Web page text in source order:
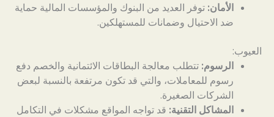
الأمان: توفر العديد من البنوك والمؤسسات المالية حماية
ضد الاحتيال وضمانات للمستهلكين.
العيوب:
الرسوم: تتطلب معالجة البطاقات الائتمانية والخصم دفع
رسوم للمعاملات، والتي قد تكون مرتفعة بالنسبة لبعض
الشركات الصغيرة.
المشاكل التقنية: قد تواجه المواقع مشكلات في التكامل